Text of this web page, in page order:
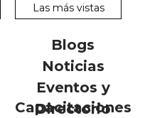
Las más vistas
Blogs
Noticias
Eventos y
Capacitaciones
Directorio